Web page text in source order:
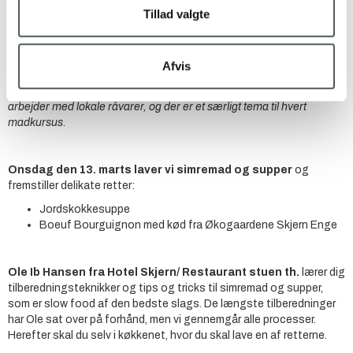
Tillad valgte
Afvis
Sted: Fødevarepark Skjern Enge
Ringkøbing-Skjern Erhvervsråd og Smagen af Vest inviterer til tre
sig, og giver dig inspiration og grundteknikker til lækre retter.Vi
arbejder med lokale råvarer, og der er et særligt tema til hvert
madkursus.
Onsdag den 13. marts laver vi simremad og supper og
fremstiller delikate retter:
Jordskokkesuppe
Boeuf Bourguignon med kød fra Økogaardene Skjern Enge
Ole Ib Hansen fra Hotel Skjern/ Restaurant stuen th. lærer dig
tilberedningsteknikker og tips og tricks til simremad og supper,
som er slow food af den bedste slags. De længste tilberedninger
har Ole sat over på forhånd, men vi gennemgår alle processer.
Herefter skal du selv i køkkenet, hvor du skal lave en af retterne.